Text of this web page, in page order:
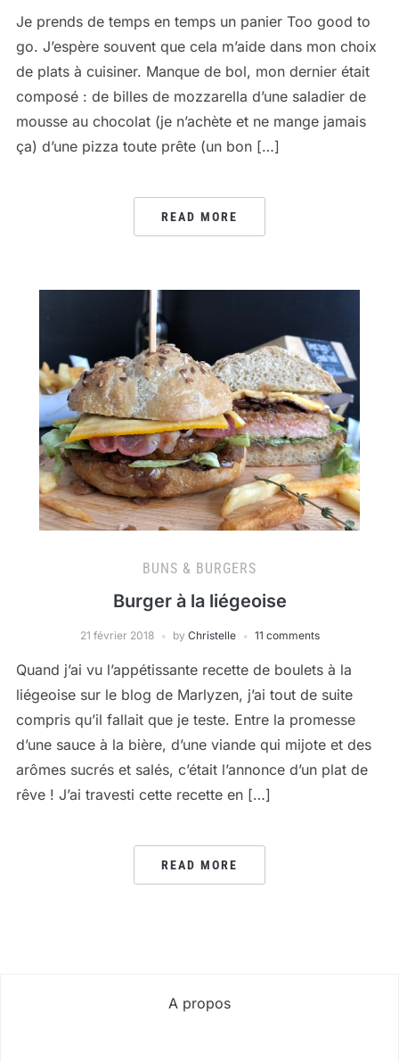
Je prends de temps en temps un panier Too good to
go. J’espère souvent que cela m’aide dans mon choix
de plats à cuisiner. Manque de bol, mon dernier était
composé : de billes de mozzarella d’une saladier de
mousse au chocolat (je n’achète et ne mange jamais
ça) d’une pizza toute prête (un bon […]
READ MORE
BUNS & BURGERS
Burger à la liégeoise
21 février 2018 by Christelle 11 comments
Quand j’ai vu l’appétissante recette de boulets à la
liégeoise sur le blog de Marlyzen, j’ai tout de suite
compris qu’il fallait que je teste. Entre la promesse
d’une sauce à la bière, d’une viande qui mijote et des
arômes sucrés et salés, c’était l’annonce d’un plat de
rêve ! J’ai travesti cette recette en […]
READ MORE
A propos